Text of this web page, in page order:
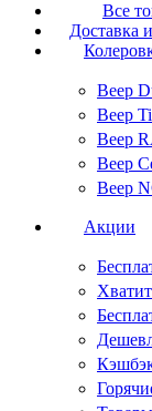
Все
Доставка
Веер
Веер
Веер
Веер
Веер
Акции